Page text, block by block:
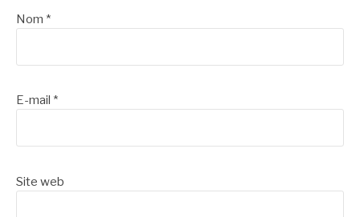
Nom *
E-mail *
Site web